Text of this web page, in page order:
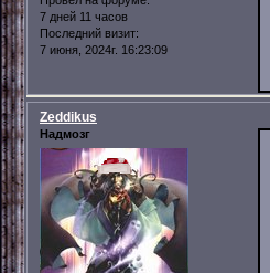
7 дней 11 часов
Последний визит:
7 июня, 2024г. 16:23:09
Zeddikus
Надмозг